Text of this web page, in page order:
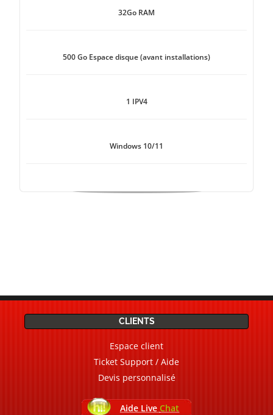
32Go RAM
500 Go Espace disque (avant installations)
1 IPV4
Windows 10/11
CLIENTS
Espace client
Ticket Support / Aide
Devis personnalisé
Aide Live Chat